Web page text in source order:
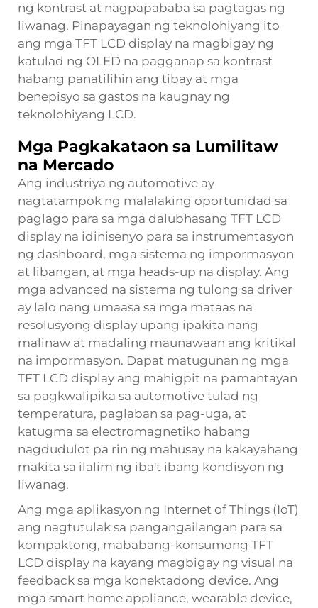
ng kontrast at nagpapababa sa pagtagas ng
liwanag. Pinapayagan ng teknolohiyang ito
ang mga TFT LCD display na magbigay ng
katulad ng OLED na pagganap sa kontrast
habang panatilihin ang tibay at mga
benepisyo sa gastos na kaugnay ng
teknolohiyang LCD.
Mga Pagkakataon sa Lumilitaw
na Mercado
Ang industriya ng automotive ay
nagtatampok ng malalaking oportunidad sa
paglago para sa mga dalubhasang TFT LCD
display na idinisenyo para sa instrumentasyon
ng dashboard, mga sistema ng impormasyon
at libangan, at mga heads-up na display. Ang
mga advanced na sistema ng tulong sa driver
ay lalo nang umaasa sa mga mataas na
resolusyong display upang ipakita nang
malinaw at madaling maunawaan ang kritikal
na impormasyon. Dapat matugunan ng mga
TFT LCD display ang mahigpit na pamantayan
sa pagkwalipika sa automotive tulad ng
temperatura, paglaban sa pag-uga, at
katugma sa electromagnetiko habang
nagdudulot pa rin ng mahusay na kakayahang
makita sa ilalim ng iba't ibang kondisyon ng
liwanag.
Ang mga aplikasyon ng Internet of Things (IoT)
ang nagtutulak sa pangangailangan para sa
kompaktong, mababang-konsumong TFT
LCD display na kayang magbigay ng visual na
feedback sa mga konektadong device. Ang
mga smart home appliance, wearable device,